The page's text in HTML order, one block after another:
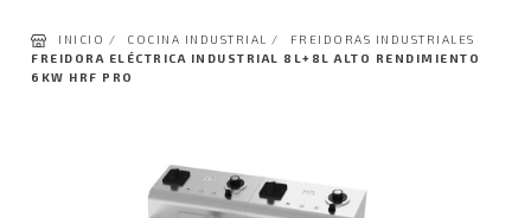
INICIO / COCINA INDUSTRIAL /
FREIDORAS INDUSTRIALES
FREIDORA ELÉCTRICA INDUSTRIAL 8L+8L ALTO RENDIMIENTO
6KW HRF PRO